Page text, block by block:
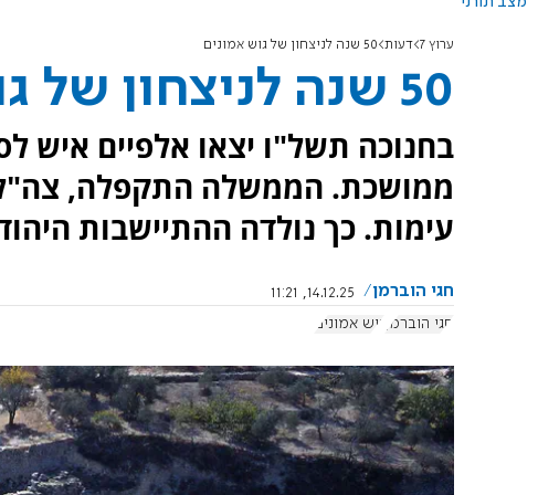
ערוץ 7 דעות 50 שנה לניצחון של גוש אמונים
50 שנה לניצחון של גוש אמונים
בחנוכה תשל"ו יצאו אלפיים איש
ממושכת. הממשלה התקפלה, צה"ל
עימות. כך נולדה ההתיישבות
חגי הוברמן
14.12.25, 11:21
חגי הוברמן גוש אמונים